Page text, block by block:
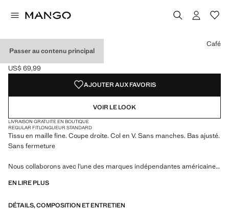
Passer au contenu principal
GILET MAILLE COL V
Prix actuel [US$ 69,99 ]
US$ 69,99
Choisissez une couleur
Couleur Café sélectionnée
Café
AJOUTER AUX FAVORIS
VOIR LE LOOK
LIVRAISON GRATUITE EN BOUTIQUE
REGULAR FITLONGUEUR STANDARD
Tissu en maille fine. Coupe droite. Col en V. Sans manches. Bas ajusté.
Sans fermeture
Nous collaborons avec l’une des marques indépendantes américaines
audacieuse, où praticité et esthétique coexistent en parfait équilibre.
marquées par le layering et une approche conceptuelle, qui célèbrent
EN LIRE PLUS
DÉTAILS, COMPOSITION ET ENTRETIEN